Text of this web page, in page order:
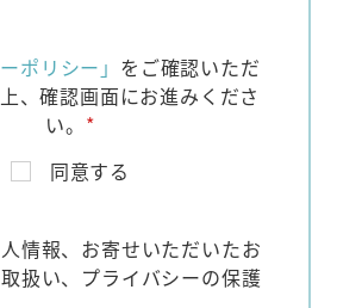
ポリシー」 をご確認いただ
、確認画面にお進みくださ
い。 *
同意する
情報、お寄せいただいたお
扱い、プライバシーの保護